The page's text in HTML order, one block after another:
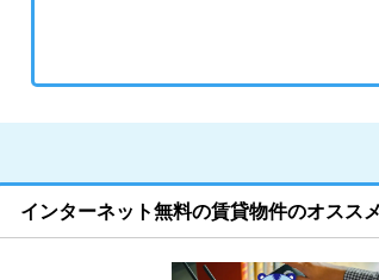
インターネット無料の賃貸物件のオスス